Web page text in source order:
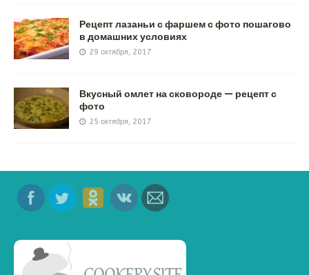
Рецепт лазаньи с фаршем с фото пошагово
в домашних условиях
29 октября, 2017
Вкусный омлет на сковороде — рецепт с
фото
25 октября, 2017